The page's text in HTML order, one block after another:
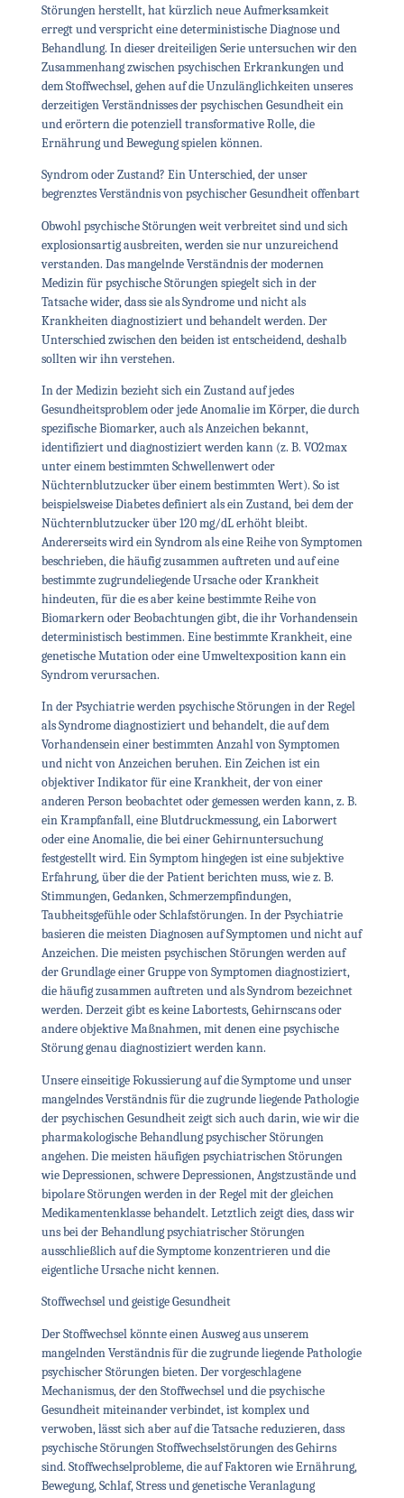
Störungen herstellt, hat kürzlich neue Aufmerksamkeit
erregt und verspricht eine deterministische Diagnose und
Behandlung. In dieser dreiteiligen Serie untersuchen wir den
Zusammenhang zwischen psychischen Erkrankungen und
dem Stoffwechsel, gehen auf die Unzulänglichkeiten unseres
derzeitigen Verständnisses der psychischen Gesundheit ein
und erörtern die potenziell transformative Rolle, die
Ernährung und Bewegung spielen können.
Syndrom oder Zustand? Ein Unterschied, der unser
begrenztes Verständnis von psychischer Gesundheit offenbart
Obwohl psychische Störungen weit verbreitet sind und sich
explosionsartig ausbreiten, werden sie nur unzureichend
verstanden. Das mangelnde Verständnis der modernen
Medizin für psychische Störungen spiegelt sich in der
Tatsache wider, dass sie als Syndrome und nicht als
Krankheiten diagnostiziert und behandelt werden. Der
Unterschied zwischen den beiden ist entscheidend, deshalb
sollten wir ihn verstehen.
In der Medizin bezieht sich ein Zustand auf jedes
Gesundheitsproblem oder jede Anomalie im Körper, die durch
spezifische Biomarker, auch als Anzeichen bekannt,
identifiziert und diagnostiziert werden kann (z. B. VO2max
unter einem bestimmten Schwellenwert oder
Nüchternblutzucker über einem bestimmten Wert). So ist
beispielsweise Diabetes definiert als ein Zustand, bei dem der
Nüchternblutzucker über 120 mg/dL erhöht bleibt.
Andererseits wird ein Syndrom als eine Reihe von Symptomen
beschrieben, die häufig zusammen auftreten und auf eine
bestimmte zugrundeliegende Ursache oder Krankheit
hindeuten, für die es aber keine bestimmte Reihe von
Biomarkern oder Beobachtungen gibt, die ihr Vorhandensein
deterministisch bestimmen. Eine bestimmte Krankheit, eine
genetische Mutation oder eine Umweltexposition kann ein
Syndrom verursachen.
In der Psychiatrie werden psychische Störungen in der Regel
als Syndrome diagnostiziert und behandelt, die auf dem
Vorhandensein einer bestimmten Anzahl von Symptomen
und nicht von Anzeichen beruhen. Ein Zeichen ist ein
objektiver Indikator für eine Krankheit, der von einer
anderen Person beobachtet oder gemessen werden kann, z. B.
ein Krampfanfall, eine Blutdruckmessung, ein Laborwert
oder eine Anomalie, die bei einer Gehirnuntersuchung
festgestellt wird. Ein Symptom hingegen ist eine subjektive
Erfahrung, über die der Patient berichten muss, wie z. B.
Stimmungen, Gedanken, Schmerzempfindungen,
Taubheitsgefühle oder Schlafstörungen. In der Psychiatrie
basieren die meisten Diagnosen auf Symptomen und nicht auf
Anzeichen. Die meisten psychischen Störungen werden auf
der Grundlage einer Gruppe von Symptomen diagnostiziert,
die häufig zusammen auftreten und als Syndrom bezeichnet
werden. Derzeit gibt es keine Labortests, Gehirnscans oder
andere objektive Maßnahmen, mit denen eine psychische
Störung genau diagnostiziert werden kann.
Unsere einseitige Fokussierung auf die Symptome und unser
mangelndes Verständnis für die zugrunde liegende Pathologie
der psychischen Gesundheit zeigt sich auch darin, wie wir die
pharmakologische Behandlung psychischer Störungen
angehen. Die meisten häufigen psychiatrischen Störungen
wie Depressionen, schwere Depressionen, Angstzustände und
bipolare Störungen werden in der Regel mit der gleichen
Medikamentenklasse behandelt. Letztlich zeigt dies, dass wir
uns bei der Behandlung psychiatrischer Störungen
ausschließlich auf die Symptome konzentrieren und die
eigentliche Ursache nicht kennen.
Stoffwechsel und geistige Gesundheit
Der Stoffwechsel könnte einen Ausweg aus unserem
mangelnden Verständnis für die zugrunde liegende Pathologie
psychischer Störungen bieten. Der vorgeschlagene
Mechanismus, der den Stoffwechsel und die psychische
Gesundheit miteinander verbindet, ist komplex und
verwoben, lässt sich aber auf die Tatsache reduzieren, dass
psychische Störungen Stoffwechselstörungen des Gehirns
sind. Stoffwechselprobleme, die auf Faktoren wie Ernährung,
Bewegung, Schlaf, Stress und genetische Veranlagung